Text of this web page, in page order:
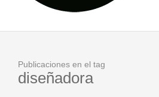
Publicaciones en el tag
diseñadora